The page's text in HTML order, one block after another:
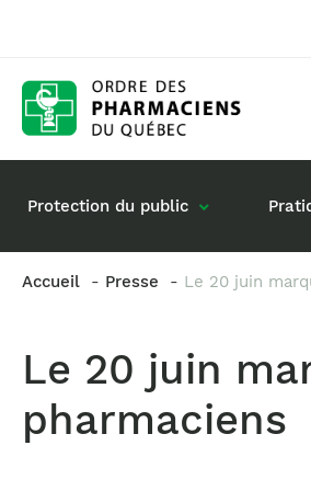
Protection du public
Accueil Presse Le 20 juin
Le 20 juin
pharmaciens